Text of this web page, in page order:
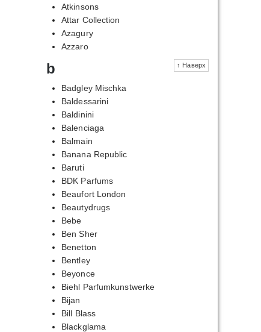
Atkinsons
Attar Collection
Azagury
Azzaro
↑ Наверх
b
Badgley Mischka
Baldessarini
Baldinini
Balenciaga
Balmain
Banana Republic
Baruti
BDK Parfums
Beaufort London
Beautydrugs
Bebe
Ben Sher
Benetton
Bentley
Beyonce
Biehl Parfumkunstwerke
Bijan
Bill Blass
Blackglama